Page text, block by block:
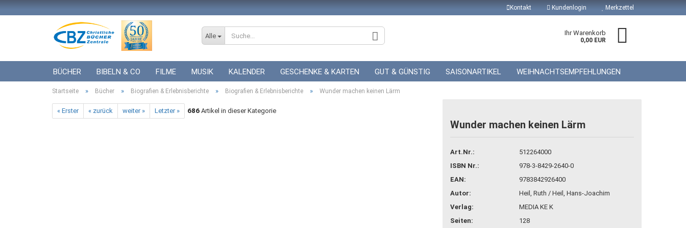
Kontakt Kundenlogin
Konto erstellen
Passwort vergessen?
Merkzettel
Alle Ihr Warenkorb
0,00 EUR
BÜCHER BIBELN & CO FILME MUSIK KALENDER GESCHENKE & KARTEN GUT & GÜNSTIG SAISONARTIKEL WEIHNACHTSEMPFEHLUNGEN
ICF BÜCHER VERSCHIEDENES GESCHENKE ZUR HOCHZEIT GUTSCHEINE
Startseite » Bücher » Biografien & Erlebnisberichte » Biografien & Erlebnisberichte » Wunder machen keinen Lärm
« Erster « zurück weiter » Letzter » 686 Artikel in dieser Kategorie
Wunder machen keinen Lärm
Art.Nr.:
512264000
ISBN Nr.:
978-3-8429-2640-0
EAN:
9783842926400
Autor:
Heil, Ruth / Heil, Hans-Joachim
Verlag:
MEDIA KE K
Seiten:
128